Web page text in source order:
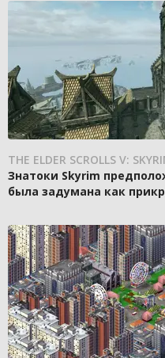
THE ELDER SCROLLS V:
Знатоки Skyrim
была задумана как